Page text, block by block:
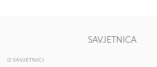
SAVJETNICA
O SAVJETNICI